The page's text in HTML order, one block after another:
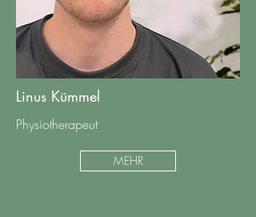
Linus Kümmel
Physiotherapeut
MEHR